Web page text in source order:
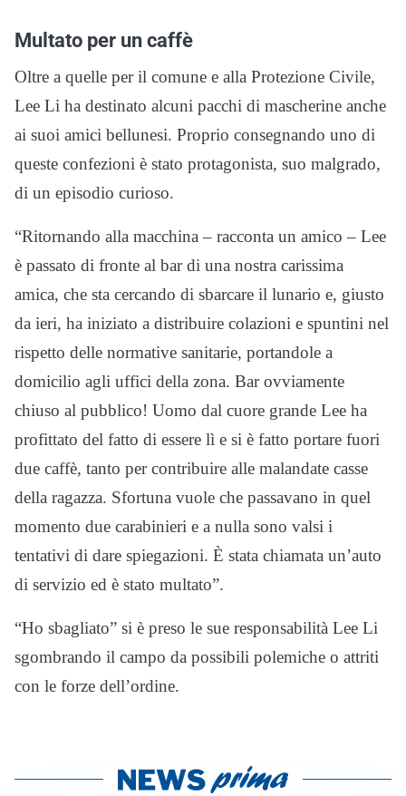
Multato per un caffè
Oltre a quelle per il comune e alla Protezione Civile,
Lee Li ha destinato alcuni pacchi di mascherine anche
ai suoi amici bellunesi. Proprio consegnando uno di
queste confezioni è stato protagonista, suo malgrado,
di un episodio curioso.
“Ritornando alla macchina – racconta un amico – Lee
è passato di fronte al bar di una nostra carissima
amica, che sta cercando di sbarcare il lunario e, giusto
da ieri, ha iniziato a distribuire colazioni e spuntini nel
rispetto delle normative sanitarie, portandole a
domicilio agli uffici della zona. Bar ovviamente
chiuso al pubblico! Uomo dal cuore grande Lee ha
profittato del fatto di essere lì e si è fatto portare fuori
due caffè, tanto per contribuire alle malandate casse
della ragazza. Sfortuna vuole che passavano in quel
momento due carabinieri e a nulla sono valsi i
tentativi di dare spiegazioni. È stata chiamata un’auto
di servizio ed è stato multato”.
“Ho sbagliato” si è preso le sue responsabilità Lee Li
sgombrando il campo da possibili polemiche o attriti
con le forze dell’ordine.